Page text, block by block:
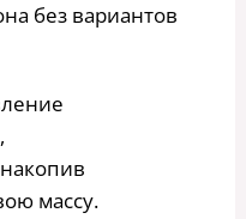
без вариантов
массу.